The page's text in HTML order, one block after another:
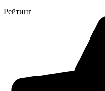
Рейтинг